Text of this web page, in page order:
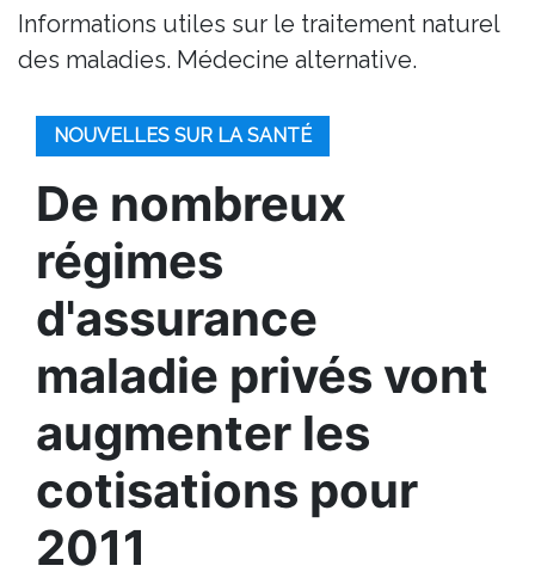
Informations utiles sur le traitement naturel
des maladies. Médecine alternative.
NOUVELLES SUR LA SANTÉ
De nombreux
régimes
d'assurance
maladie privés vont
augmenter les
cotisations pour
2011